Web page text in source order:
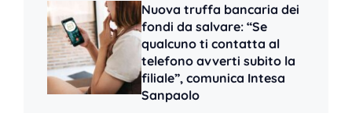
Nuova truffa bancaria dei
fondi da salvare: “Se
qualcuno ti contatta al
telefono avverti subito la
filiale”, comunica Intesa
Sanpaolo